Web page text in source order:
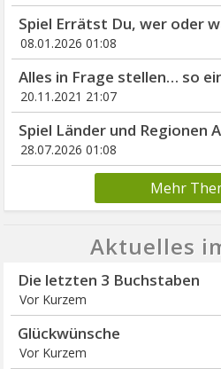
Spiel Errätst Du, wer oder
08.01.2026 01:08
Alles in Frage stellen… so
20.11.2021 21:07
Spiel Länder und Regionen
28.07.2026 01:08
Mehr
Aktuelles
Die letzten 3 Buchstaben
Vor Kurzem
Glückwünsche
Vor Kurzem